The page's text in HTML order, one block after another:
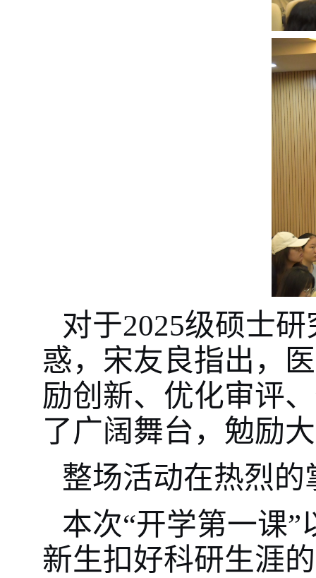
对于2025级硕士
惑，宋友良指出，
励创新、优化审评
了广阔舞台，勉励
整场活动在热烈
本次“开学第一课
新生扣好科研生涯